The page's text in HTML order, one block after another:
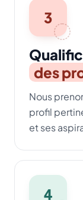
3
des
Nous
profil
et ses
4